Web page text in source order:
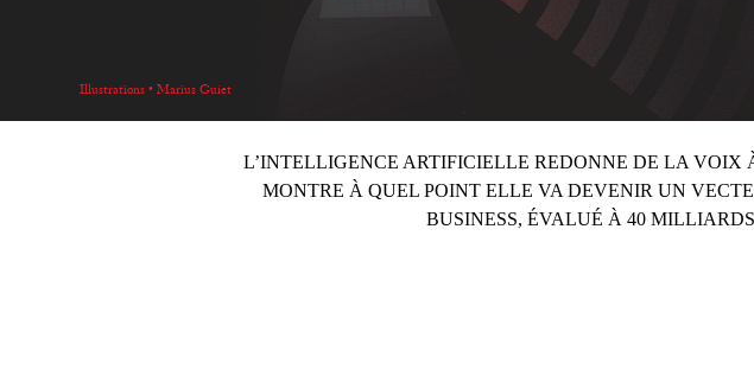
Illustrations • Marius Guiet
L’INTELLIGENCE ARTIFICIELLE REDONNE DE LA VOIX
MONTRE À QUEL POINT ELLE VA DEVENIR UN
BUSINESS, ÉVALUÉ À 40